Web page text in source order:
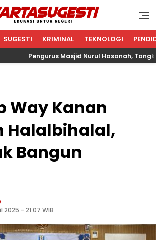
SUGESTI √ EDUKASI
Edukasi Untuk Negeri
SUGESTI KRIMINAL TEKNOLOGI
Pengurus Masjid Nurul Hasanah,
Way Kanan
Halalbihalal,
Bangun
2025 - 21:07 WIB